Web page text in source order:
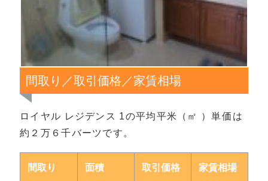
間取り／取引価格／家賃相場
ロイヤル レジデンス 1の平均平米（㎡ ）単価は
約２万６千バーツです。
間取り 面積 取引価格 家賃相場